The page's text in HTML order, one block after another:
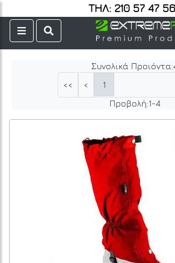
ΤΗΛ: 210 57 47
Συνολικά Προιόντα:
<<
< 1
Προβολή:1-4